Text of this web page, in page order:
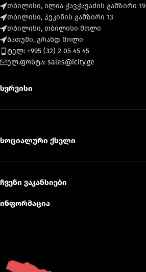
თბილისი, ილია ჭავჭავაძის გამზირი 19
თბილისი, პეკინის გამზირი 13
თბილისი, თბილისი მოლი
ბათუმი, გრანდ მოლი
ტელ: +995 (32) 2 05 45 45
ელ.ფოსტა: sales@icity.ge
სერვისი
სოციალური ქსელი
ჩვენი ვაკანსიები
ინფორმაცია